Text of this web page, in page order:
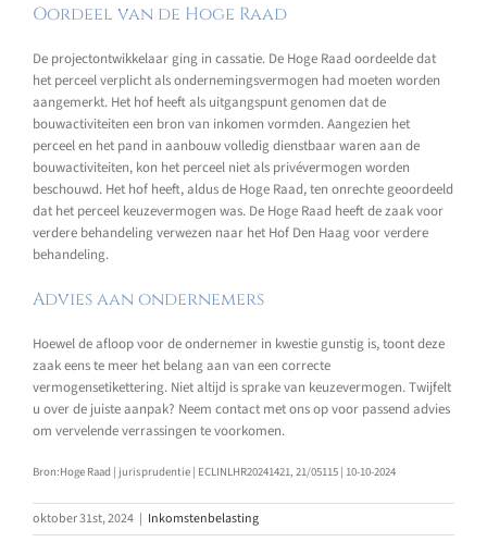
Oordeel van de Hoge Raad
De projectontwikkelaar ging in cassatie. De Hoge Raad oordeelde dat
het perceel verplicht als ondernemingsvermogen had moeten worden
aangemerkt. Het hof heeft als uitgangspunt genomen dat de
bouwactiviteiten een bron van inkomen vormden. Aangezien het
perceel en het pand in aanbouw volledig dienstbaar waren aan de
bouwactiviteiten, kon het perceel niet als privévermogen worden
beschouwd. Het hof heeft, aldus de Hoge Raad, ten onrechte geoordeeld
dat het perceel keuzevermogen was. De Hoge Raad heeft de zaak voor
verdere behandeling verwezen naar het Hof Den Haag voor verdere
behandeling.
Advies aan ondernemers
Hoewel de afloop voor de ondernemer in kwestie gunstig is, toont deze
zaak eens te meer het belang aan van een correcte
vermogensetikettering. Niet altijd is sprake van keuzevermogen. Twijfelt
u over de juiste aanpak? Neem contact met ons op voor passend advies
om vervelende verrassingen te voorkomen.
Bron:Hoge Raad | jurisprudentie | ECLINLHR20241421, 21/05115 | 10-10-2024
oktober 31st, 2024 | Inkomstenbelasting